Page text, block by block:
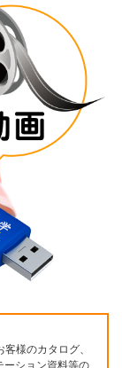
様のカタログ、